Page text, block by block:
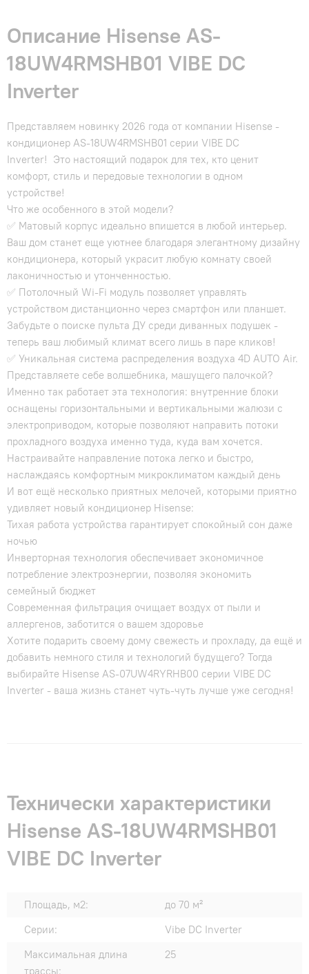
Описание Hisense AS-
18UW4RMSHB01 VIBE DC
Inverter
Представляем новинку 2026 года от компании Hisense -
кондиционер AS-18UW4RMSHB01 серии VIBE DC
Inverter! Это настоящий подарок для тех, кто ценит
комфорт, стиль и передовые технологии в одном
устройстве!
Что же особенного в этой модели?
✅ Матовый корпус идеально впишется в любой интерьер.
Ваш дом станет еще уютнее благодаря элегантному дизайну
кондиционера, который украсит любую комнату своей
лаконичностью и утонченностью.
✅ Потолочный Wi-Fi модуль позволяет управлять
устройством дистанционно через смартфон или планшет.
Забудьте о поиске пульта ДУ среди диванных подушек -
теперь ваш любимый климат всего лишь в паре кликов!
✅ Уникальная система распределения воздуха 4D AUTO Air.
Представляете себе волшебника, машущего палочкой?
Именно так работает эта технология: внутренние блоки
оснащены горизонтальными и вертикальными жалюзи с
электроприводом, которые позволяют направить потоки
прохладного воздуха именно туда, куда вам хочется.
Настраивайте направление потока легко и быстро,
наслаждаясь комфортным микроклиматом каждый день
И вот ещё несколько приятных мелочей, которыми приятно
удивляет новый кондиционер Hisense:
Тихая работа устройства гарантирует спокойный сон даже
ночью
Инверторная технология обеспечивает экономичное
потребление электроэнергии, позволяя экономить
семейный бюджет
Современная фильтрация очищает воздух от пыли и
аллергенов, заботится о вашем здоровье
Хотите подарить своему дому свежесть и прохладу, да ещё и
добавить немного стиля и технологий будущего? Тогда
выбирайте Hisense AS-07UW4RYRHB00 серии VIBE DC
Inverter - ваша жизнь станет чуть-чуть лучше уже сегодня!
Технически характеристики
Hisense AS-18UW4RMSHB01
VIBE DC Inverter
Площадь, м2:
до 70 м²
Серии:
Vibe DC Inverter
Максимальная длина
трассы:
25